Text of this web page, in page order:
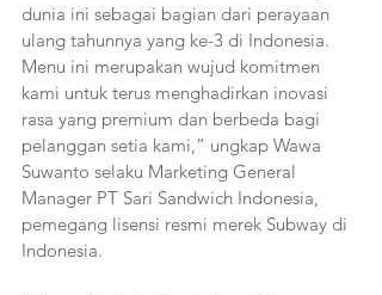
dunia ini sebagai bagian dari perayaan
ulang tahunnya yang ke-3 di Indonesia.
Menu ini merupakan wujud komitmen
kami untuk terus menghadirkan inovasi
rasa yang premium dan berbeda bagi
pelanggan setia kami,” ungkap Wawa
Suwanto selaku Marketing General
Manager PT Sari Sandwich Indonesia,
pemegang lisensi resmi merek Subway di
Indonesia.